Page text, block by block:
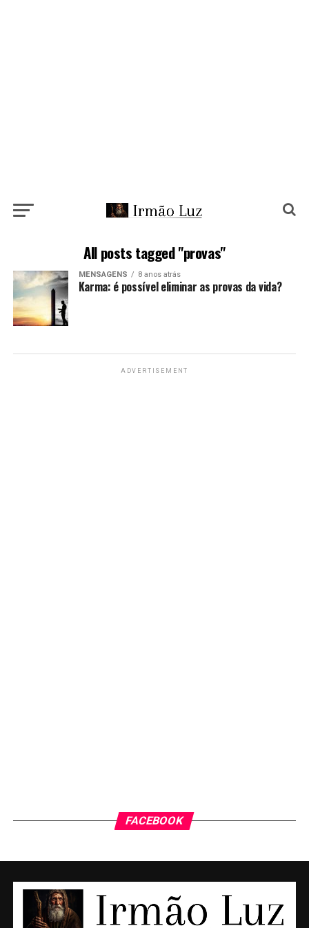
All posts tagged "provas"
MENSAGENS 8 anos atrás
Karma: é possível eliminar as provas da vida?
ADVERTISEMENT
FACEBOOK